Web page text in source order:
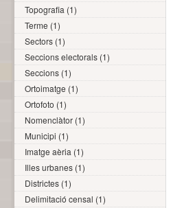
Topografia (1)
Terme (1)
Sectors (1)
Seccions electorals (1)
Seccions (1)
Ortoimatge (1)
Ortofoto (1)
Nomenclàtor (1)
Municipi (1)
Imatge aèria (1)
Illes urbanes (1)
Districtes (1)
Delimitació censal (1)